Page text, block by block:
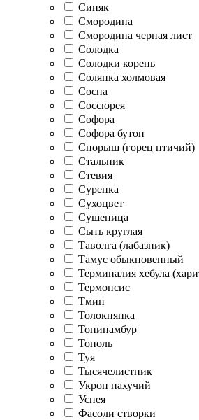
Синяк
Смородина
Смородина черная лист
Солодка
Солодки корень
Солянка холмовая
Сосна
Соссюрея
Софора
Софора бутон
Спорыш (горец птичий)
Стальник
Стевия
Сурепка
Сухоцвет
Сушеница
Сыть круглая
Таволга (лабазник)
Тамус обыкновенный
Терминалия хебула
Термопсис
Тмин
Толокнянка
Топинамбур
Тополь
Туя
Тысячелистник
Укроп пахучий
Уснея
Фасоли створки